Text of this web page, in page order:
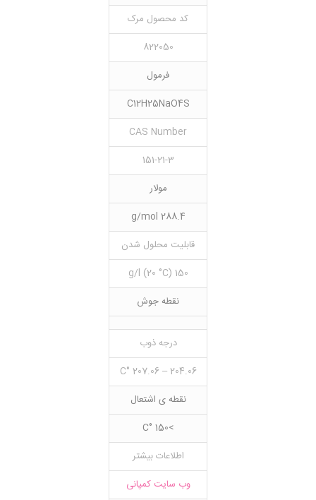
کد محصول مرک
822050
فرمول
C12H25NaO4S
CAS Number
151-21-3
مولار
288.4 g/mol
قابلیت محلول شدن
150 g/l (20 °C)
نقطه جوش
درجه ذوب
204.06 – 207.06 °C
نقطه ی اشتعال
>150 °C
اطلاعات بیشتر
وب سایت کمپانی